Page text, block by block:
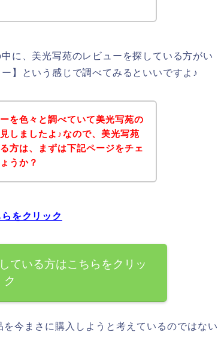
に、美光写苑のレビューを探している方がい
】という感じで調べてみるといいですよ♪
を色々と調べていて美光写苑の
しましたよ♪なので、美光写苑
方は、まずは下記ページをチェ
うか？
をクリック
ている方はこちらをクリッ
ク
今まさに購入しようと考えているのではない